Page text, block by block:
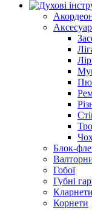
Блок-
Гобої
Губні
Кларнети
Корнети